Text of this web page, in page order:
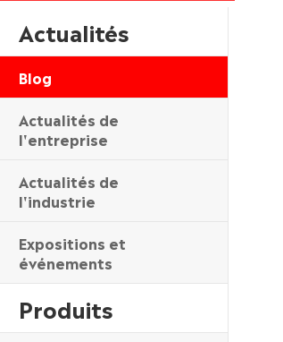
Actualités
Blog
Actualités de
l'entreprise
Actualités de
l'industrie
Expositions et
événements
Produits